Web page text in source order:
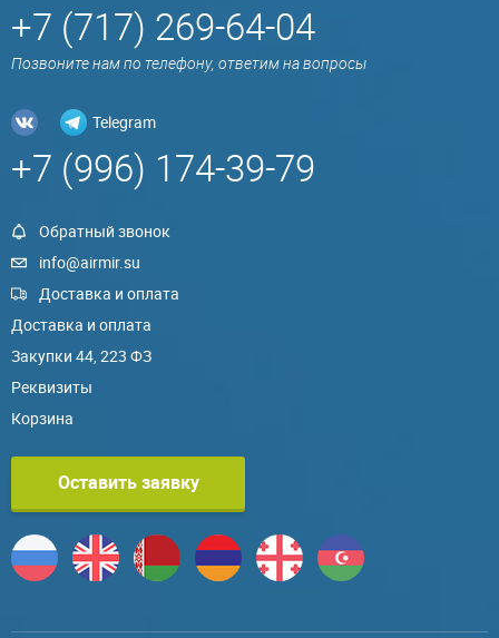
+7 (717) 269-64-04
Позвоните нам по телефону, ответим на вопросы
Telegram
+7 (996) 174-39-79
Обратный звонок
info@airmir.su
Доставка и оплата
Доставка и оплата
Закупки 44, 223 ФЗ
Реквизиты
Корзина
Оставить заявку